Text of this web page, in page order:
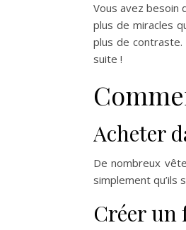
Vous avez besoin
plus de miracles
plus de contraste.
suite !
Acheter
De nombreux
simplement
Créer un